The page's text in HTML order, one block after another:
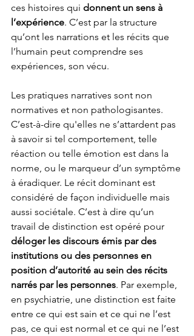
ces histoires qui donnent un sens à
l’expérience. C’est par la structure
qu’ont les narrations et les récits que
l’humain peut comprendre ses
expériences, son vécu.
Les pratiques narratives sont non
normatives et non pathologisantes.
C’est-à-dire qu'elles ne s’attardent pas
à savoir si tel comportement, telle
réaction ou telle émotion est dans la
norme, ou le marqueur d’un symptôme
à éradiquer. Le récit dominant est
considéré de façon individuelle mais
aussi sociétale. C’est à dire qu’un
travail de distinction est opéré pour
déloger les discours émis par des
institutions ou des personnes en
position d’autorité au sein des récits
narrés par les personnes. Par exemple,
en psychiatrie, une distinction est faite
entre ce qui est sain et ce qui ne l’est
pas, ce qui est normal et ce qui ne l’est